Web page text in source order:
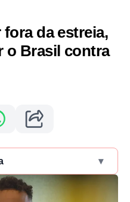
da estreia,
o Brasil contra
▾